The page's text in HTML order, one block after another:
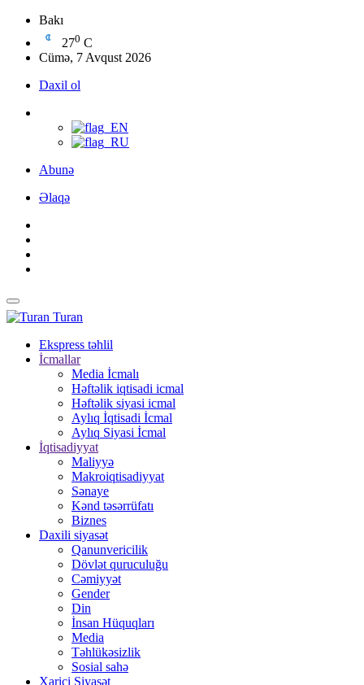
Bakı
270 C
Cümə, 7 Avqust 2026
Daxil ol
Abunə
Əlaqə
Turan
Ekspress təhlil
İcmallar
Media İcmalı
Həftəlik iqtisadi icmal
Həftəlik siyasi icmal
Aylıq İqtisadi İcmal
Aylıq Siyasi İcmal
İqtisadiyyat
Maliyyə
Makroiqtisadiyyat
Sənaye
Kənd təsərrüfatı
Biznes
Daxili siyasət
Qanunvericilik
Dövlət quruculuğu
Cəmiyyət
Gender
Din
İnsan Hüquqları
Media
Təhlükəsizlik
Sosial sahə
Xarici Siyasət